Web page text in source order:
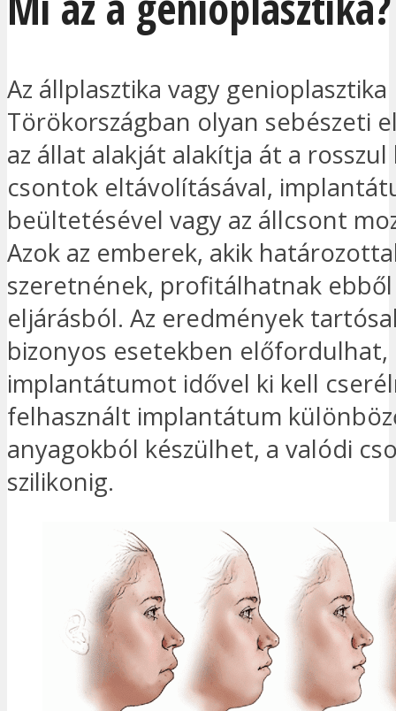
Az állplasztika vagy genioplasztika
Törökországban olyan sebészeti
az állat alakját alakítja át a
csontok eltávolításával,
beültetésével vagy az állcsont
Azok az emberek, akik
szeretnének, profitálhatnak ebből
eljárásból. Az eredmények
bizonyos esetekben előfordulhat,
implantátumot idővel ki kell
felhasznált implantátum
anyagokból készülhet, a valódi
szilikonig.